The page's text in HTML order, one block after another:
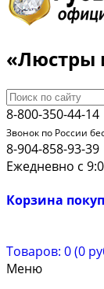
«Люстры
8-800-350-44-14
Звонок по России
8-904-858-93-39
Ежедневно с
Корзина
Товаров: 0 (0
Меню